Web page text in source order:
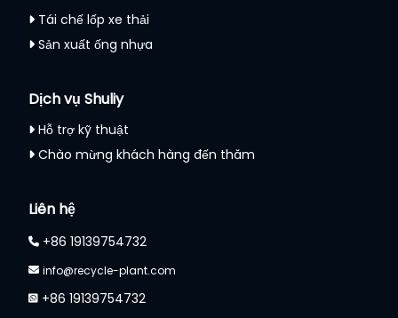
Tái chế lốp xe thải
Sản xuất ống nhựa
Dịch vụ Shuliy
Hỗ trợ kỹ thuật
Chào mừng khách hàng đến thăm
Liên hệ
+86 19139754732
info@recycle-plant.com
+86 19139754732